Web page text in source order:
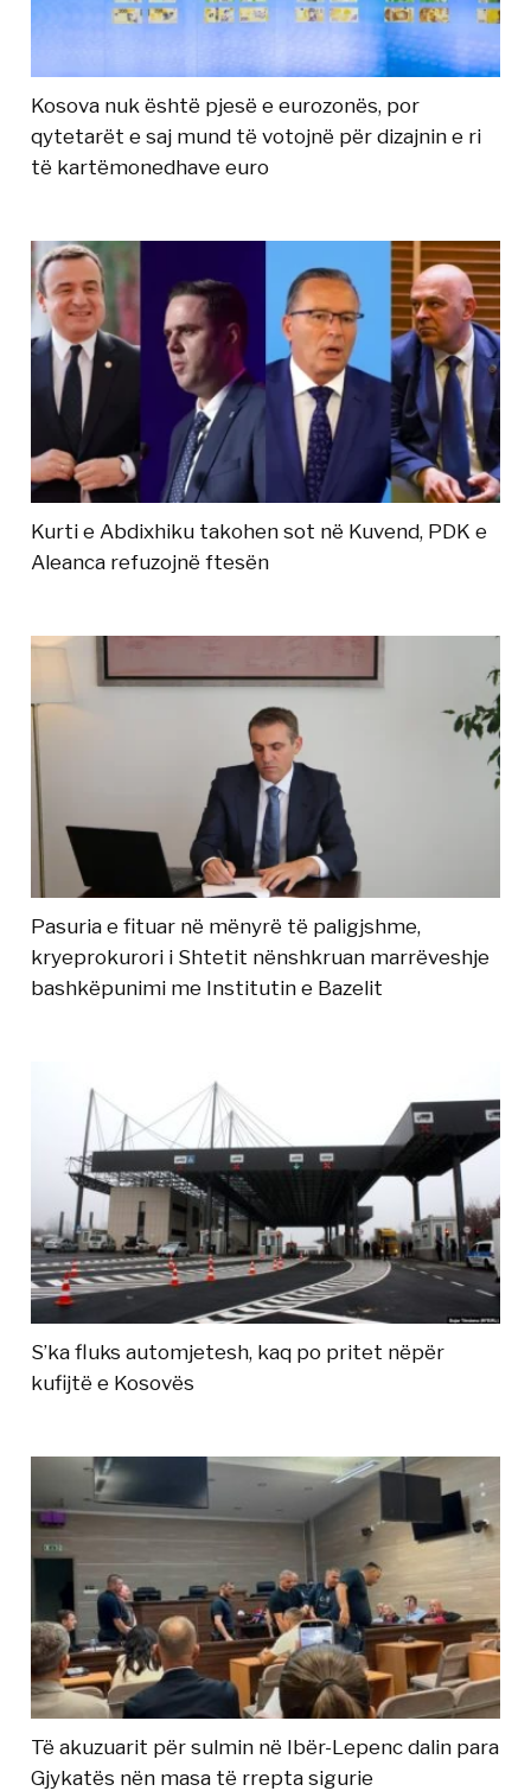
Kosova nuk është pjesë e eurozonës, por
qytetarët e saj mund të votojnë për dizajnin e ri
të kartëmonedhave euro
Kurti e Abdixhiku takohen sot në Kuvend, PDK e
Aleanca refuzojnë ftesën
Pasuria e fituar në mënyrë të paligjshme,
kryeprokurori i Shtetit nënshkruan marrëveshje
bashkëpunimi me Institutin e Bazelit
S’ka fluks automjetesh, kaq po pritet nëpër
kufijtë e Kosovës
Të akuzuarit për sulmin në Ibër-Lepenc dalin para
Gjykatës nën masa të rrepta sigurie